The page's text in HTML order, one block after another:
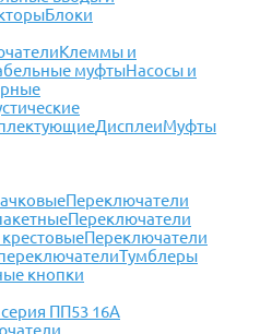
Блоки
Клеммы и
муфтыНасосы и
ДисплеиМуфты
Переключатели
Переключатели
Переключатели
Тумблеры
кнопки
ПП53 16А